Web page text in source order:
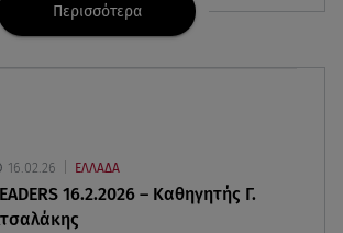
σκότωσε νύφη τη μέρα του
Περισσότερα
16.02.26 ΕΛΛΑΔΑ
16.2.2026 – Καθηγητής Γ.